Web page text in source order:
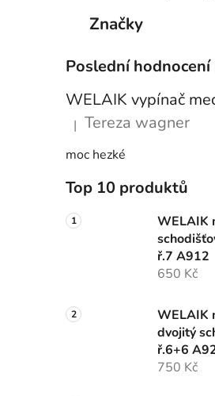
Značky
Poslední
Hodnocení produktu je 5 z
| Tereza wagner
moc hezké
Top 10 produktů
WELAIK
ř.7 A912
650 Kč
WELAIK
dvojitý
ř.6+6
750 Kč